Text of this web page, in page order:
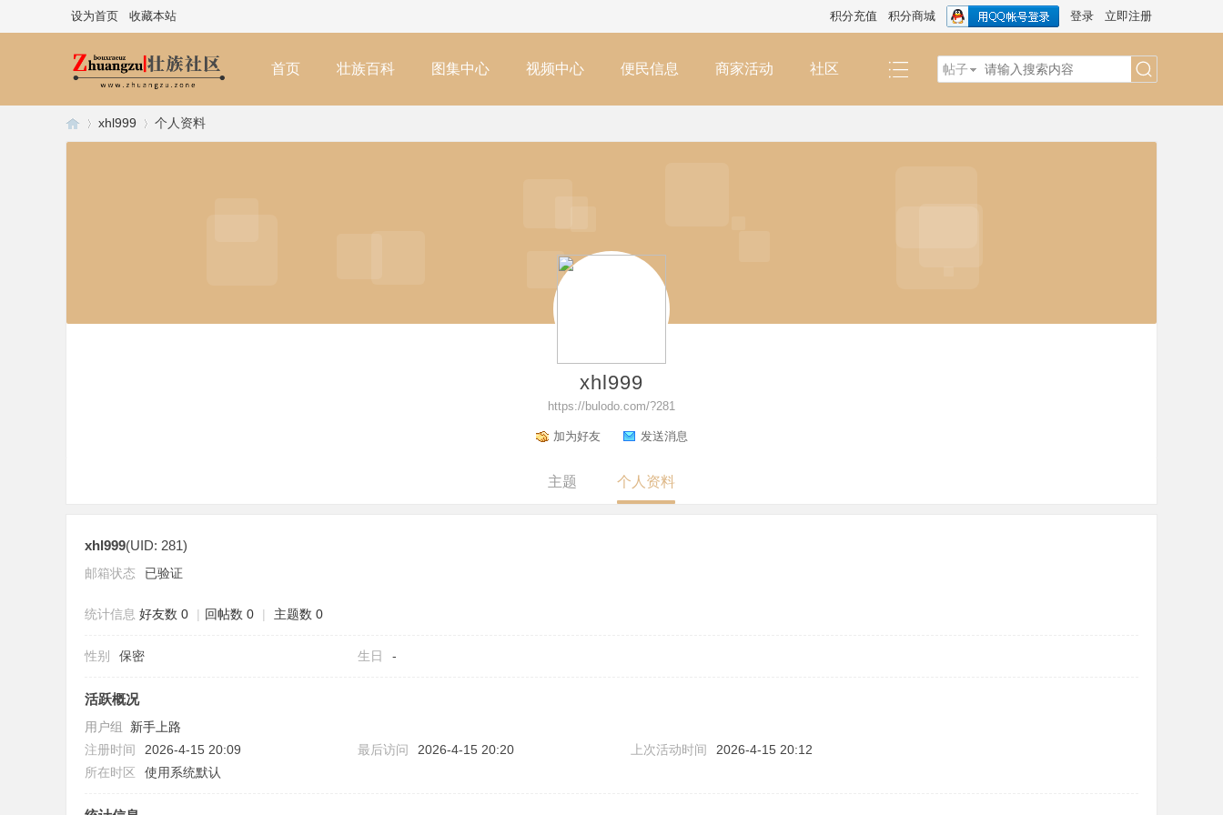
设为首页 收藏本站 积分充值 积分商城 登录 立即注册
首页 壮族百科 图集中心 视频中心 便民信息 商家活动 社区 帖子
xhl999 个人资料
xhl999
https://bulodo.com/?281
加为好友 发送消息
主题 个人资料
xhl999(UID: 281)
邮箱状态 已验证
统计信息 好友数 0 | 回帖数 0 | 主题数 0
性别 保密 生日 -
活跃概况
用户组 新手上路
注册时间
2026-4-15 20:09 最后访问 2026-4-15 20:20 上次活动时间
2026-4-15 20:12
所在时区
使用系统默认